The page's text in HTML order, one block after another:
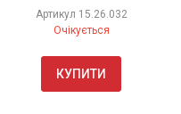
Артикул 15.26.032
Очікується
КУПИТИ